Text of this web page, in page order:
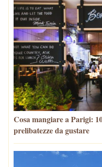
Cosa mangiare a Parigi:
prelibatezze da gustare